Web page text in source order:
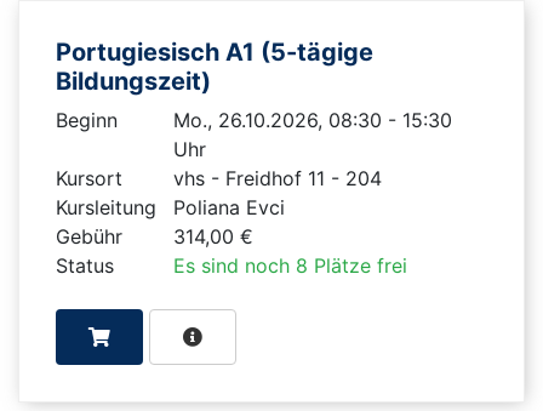
Portugiesisch A1 (5-tägige
Bildungszeit)
Beginn
Mo., 26.10.2026, 08:30 - 15:30
Uhr
Kursort
vhs - Freidhof 11 - 204
Kursleitung
Poliana Evci
Gebühr
314,00 €
Status
Es sind noch 8 Plätze frei